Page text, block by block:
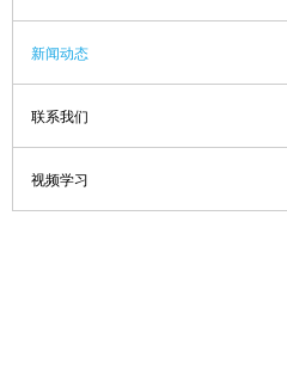
新闻动态
联系我们
视频学习